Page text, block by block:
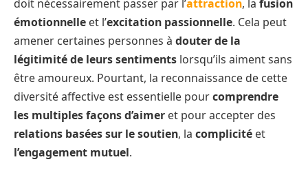
doit nécessairement passer par l’attraction, la fusion
émotionnelle et l’excitation passionnelle. Cela peut
amener certaines personnes à douter de la
légitimité de leurs sentiments lorsqu’ils aiment sans
être amoureux. Pourtant, la reconnaissance de cette
diversité affective est essentielle pourcomprendre
les multiples façons d’aimer et pour accepter des
relations basées sur le soutien, la complicité et
l’engagement mutuel.